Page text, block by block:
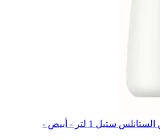
شاها حافظة مشروبات من الستانلس ستيل 1 لتر - أبيض -